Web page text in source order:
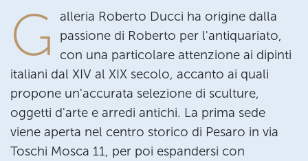
G
alleria Roberto Ducci ha origine dalla
passione di Roberto per l'antiquariato,
con una particolare attenzione ai dipinti
italiani dal XIV al XIX secolo, accanto ai quali
propone un'accurata selezione di sculture,
oggetti d'arte e arredi antichi. La prima sede
viene aperta nel centro storico di Pesaro in via
Toschi Mosca 11, per poi espandersi con